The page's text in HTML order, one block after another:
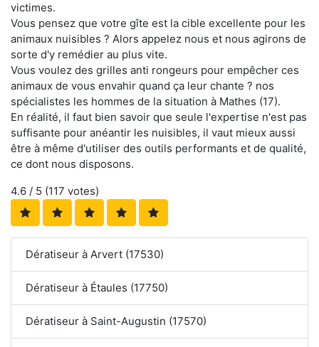
victimes.
Vous pensez que votre gîte est la cible excellente pour les
animaux nuisibles ? Alors appelez nous et nous agirons de
sorte d'y remédier au plus vite.
Vous voulez des grilles anti rongeurs pour empêcher ces
animaux de vous envahir quand ça leur chante ? nos
spécialistes les hommes de la situation à Mathes (17).
En réalité, il faut bien savoir que seule l'expertise n'est pas
suffisante pour anéantir les nuisibles, il vaut mieux aussi
être à même d'utiliser des outils performants et de qualité,
ce dont nous disposons.
4.6 / 5 (117 votes)
Dératiseur à Arvert (17530)
Dératiseur à Étaules (17750)
Dératiseur à Saint-Augustin (17570)